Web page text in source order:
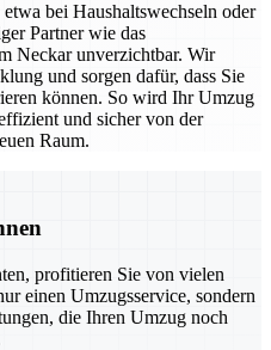
bei Haushaltswechseln oder
Partner wie das
Neckar unverzichtbar. Wir
und sorgen dafür, dass Sie
können. So wird Ihr Umzug
und sicher von der
Raum.
profitieren Sie von vielen
einen Umzugsservice, sondern
die Ihren Umzug noch